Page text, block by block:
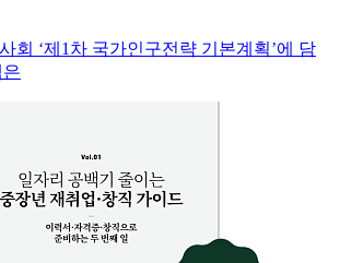
회 ‘제1차 국가인구전략 기본계획’에 담